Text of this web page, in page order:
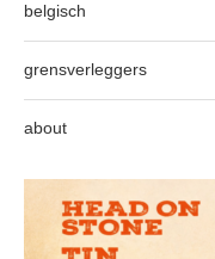
belgisch
grensverleggers
about